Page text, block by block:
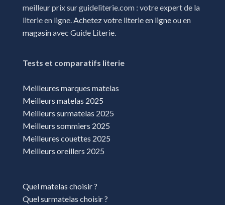
meilleur prix sur guideliterie.com : votre expert de la
literie en ligne. Achetez votre literie en ligneou en
magasinavec Guide Literie.
Tests et comparatifs literie
Meilleures marques matelas
Meilleurs matelas 2025
Meilleurs surmatelas 2025
Meilleurs sommiers 2025
Meilleures couettes 2025
Meilleurs oreillers 2025
Quel matelas choisir ?
Quel surmatelas choisir ?